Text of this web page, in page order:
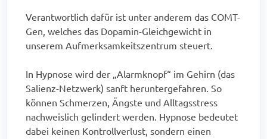
Verantwortlich dafür ist unter anderem das COMT-
Gen, welches das Dopamin-Gleichgewicht in
unserem Aufmerksamkeitszentrum steuert.
In Hypnose wird der „Alarmknopf“ im Gehirn (das
Salienz-Netzwerk) sanft heruntergefahren. So
können Schmerzen, Ängste und Alltagsstress
nachweislich gelindert werden. Hypnose bedeutet
dabei keinen Kontrollverlust, sondern einen